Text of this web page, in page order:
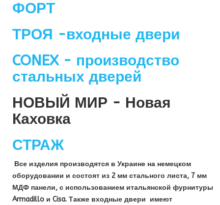
ФОРТ
ТРОЯ -входные двери
CONEX - производство
стальных дверей
НОВЫЙ МИР - Новая
Каховка
СТРАЖ
Все изделия производятся в Украине на немецком
оборудовании и состоят из 2 мм стального листа, 7 мм
МДФ панели, с использованием итальянской фурнитуры
Armadillo и Cisa. Также входные двери имеют